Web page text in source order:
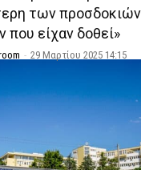
των
είχαν δοθεί»
- 29 Μαρτίου 2025 14:15